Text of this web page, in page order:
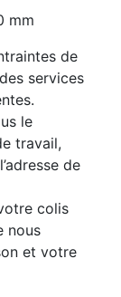
mm
de
services
le
travail,
de
colis
nous
et votre